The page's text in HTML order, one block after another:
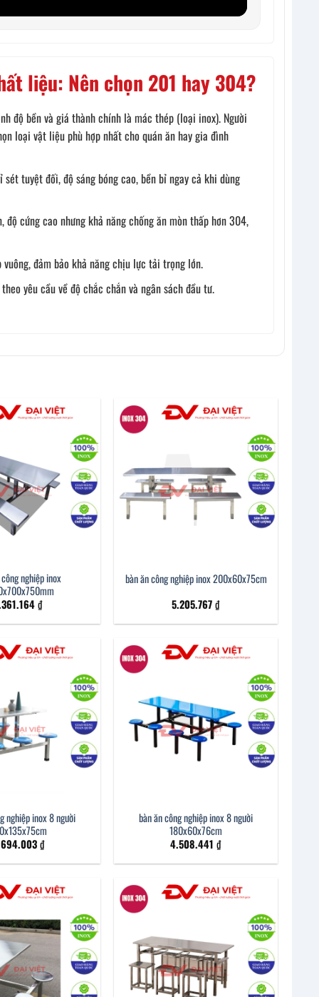
liệu: Nên chọn 201 hay 304?
độ bền và giá thành chính là mác thép (loại inox). Người
loại vật liệu phù hợp nhất cho quán ăn hay gia đình
sét tuyệt đối, độ sáng bóng cao, bền bỉ ngay cả khi dùng
độ cứng cao nhưng khả năng chống ăn mòn thấp hơn 304,
đảm bảo khả năng chịu lực tải trọng lớn.
yêu cầu về độ chắc chắn và ngân sách đầu tư.
nghiệp inox
₫
bàn ăn công nghiệp inox 200x60x75cm
5.205.767₫
nghiệp inox 8 người
₫
bàn ăn công nghiệp inox 8 người
180x60x76cm
4.508.441₫